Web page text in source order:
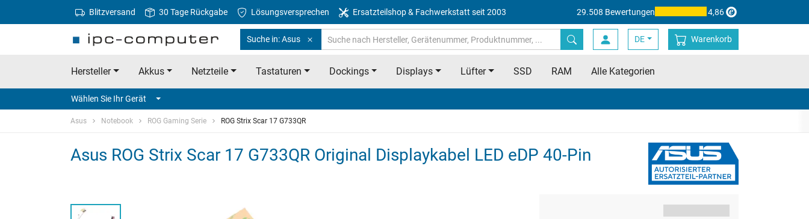
Blitzversand 30 Tage Rückgabe Lösungsversprechen Ersatzteilshop & Fachwerkstatt seit 2003 29.508 Bewertungen 4,86
Suche in: Asus DE Warenkorb
Hersteller Akkus Netzteile Tastaturen Dockings Displays Lüfter SSD RAM Alle Kategorien
Wählen Sie Ihr Gerät
Asus Notebook ROG Gaming Serie ROG Strix Scar 17 G733QR
Asus ROG Strix Scar 17 G733QR Original Displaykabel LED eDP 40-Pin